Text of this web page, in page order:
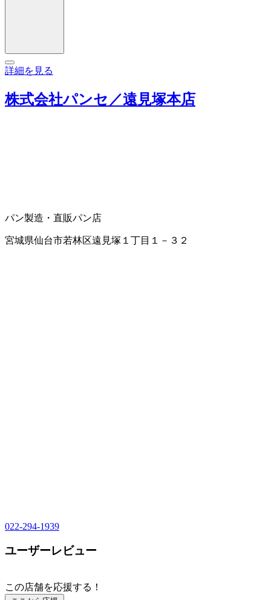
詳細を見る
株式会社パンセ／遠見塚本店
パン製造・直販パン店
宮城県仙台市若林区遠見塚１丁目１－３２
022-294-1939
ユーザーレビュー
この店舗を応援する！